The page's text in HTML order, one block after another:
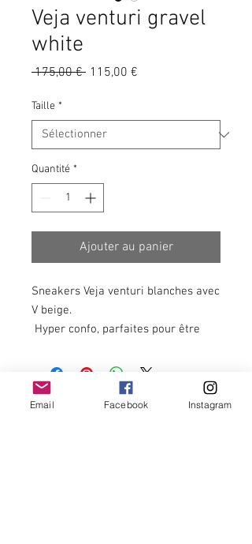
Veja venturi gravel
white
175,00 € Prix
115,00 €
Taille *
Quantité *
Ajouter au panier
Sneakers Veja venturi blanches avec
V beige.
Hyper confo, parfaites pour être
et pantalons fluides.
Email Facebook Instagram